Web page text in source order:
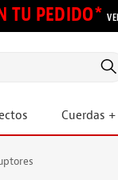
TU PEDIDO*
Cuerdas